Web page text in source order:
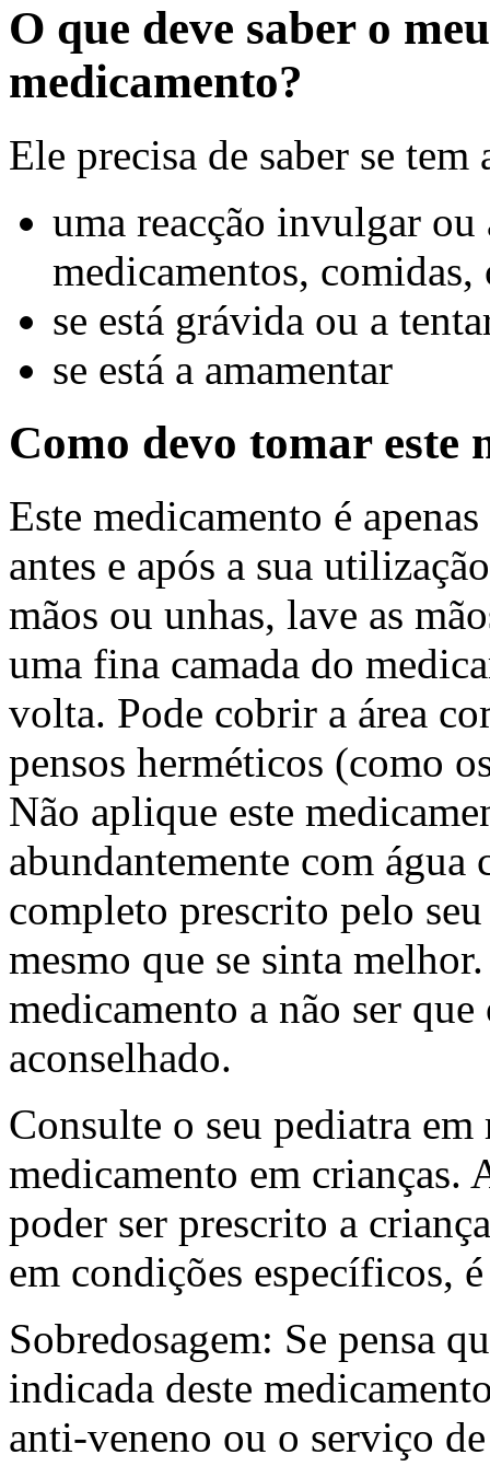
O que deve saber o
medicamento?
Ele precisa de saber se
uma reacção invulgar
medicamentos, comidas,
se está grávida ou a
se está a amamentar
Como devo tomar este
Este medicamento é
antes e após a sua
mãos ou unhas, lave as
uma fina camada do
volta. Pode cobrir a área
pensos herméticos (como
Não aplique este
abundantemente com
completo prescrito pelo
mesmo que se sinta
medicamento a não ser
aconselhado.
Consulte o seu pediatra em
medicamento em crianças.
poder ser prescrito a
em condições específicos,
Sobredosagem: Se pensa
indicada deste
anti-veneno ou o serviço